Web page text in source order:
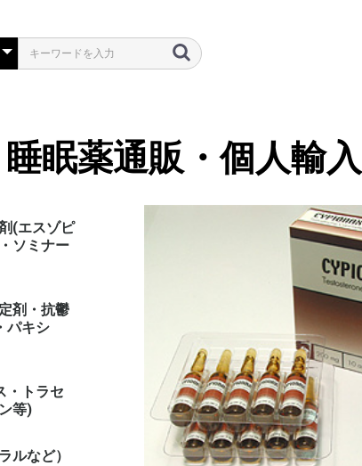
睡眠薬通販・個人輸
(エスゾピ
ソミナー
剤・抗鬱
パキシ
・トラセ
等)
ルなど）